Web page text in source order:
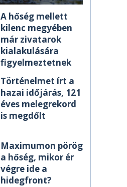
A hőség mellett
kilenc megyében
már zivatarok
kialakulására
figyelmeztetnek
Történelmet írt a
hazai időjárás, 121
éves melegrekord
is megdőlt
Maximumon pörög
a hőség, mikor ér
végre ide a
hidegfront?